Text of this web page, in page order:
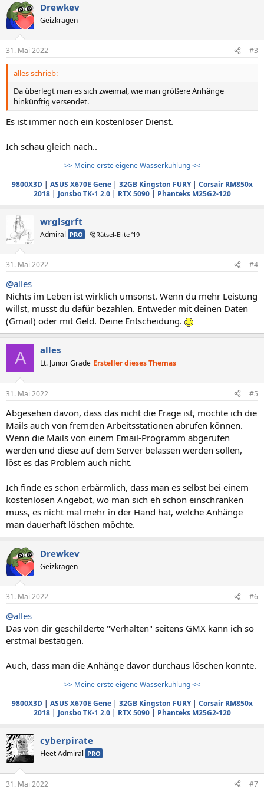
k
t
i
e
n
Drewkev
Geizkragen
31. Mai 2022 #3
alles schrieb:
Da überlegt man es sich zweimal, wie man größere Anhänge
hinkünftig versendet.
Es ist immer noch ein kostenloser Dienst.
Ich schau gleich nach..
>> Meine erste eigene Wasserkühlung <<
9800X3D| ASUS X670E Gene| 32GB Kingston FURY| Corsair RM850x
2018| Jonsbo TK-1 2.0| RTX 5090| Phanteks M25G2-120
wrglsgrft
Admiral PRO 🎅Rätsel-Elite ’19
31. Mai 2022 #4
@alles
Nichts im Leben ist wirklich umsonst. Wenn du mehr Leistung
willst, musst du dafür bezahlen. Entweder mit deinen Daten
(Gmail) oder mit Geld. Deine Entscheidung.
A alles
Lt. Junior Grade Ersteller dieses Themas
31. Mai 2022 #5
Abgesehen davon, dass das nicht die Frage ist, möchte ich die
Mails auch von fremden Arbeitsstationen abrufen können.
Wenn die Mails von einem Email-Programm abgerufen
werden und diese auf dem Server belassen werden sollen,
löst es das Problem auch nicht.
Ich finde es schon erbärmlich, dass man es selbst bei einem
kostenlosen Angebot, wo man sich eh schon einschränken
muss, es nicht mal mehr in der Hand hat, welche Anhänge
man dauerhaft löschen möchte.
Drewkev
Geizkragen
31. Mai 2022 #6
@alles
Das von dir geschilderte "Verhalten" seitens GMX kann ich so
erstmal bestätigen.
Auch, dass man die Anhänge davor durchaus löschen konnte.
>> Meine erste eigene Wasserkühlung <<
9800X3D| ASUS X670E Gene| 32GB Kingston FURY| Corsair RM850x
2018| Jonsbo TK-1 2.0| RTX 5090| Phanteks M25G2-120
cyberpirate
Fleet Admiral PRO
31. Mai 2022 #7